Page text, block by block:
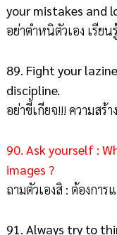
your mistakes and
อย่าตำหนิตัวเอง เรีย
89. Fight your
discipline.
อย่าขี้เกียจ!!! ความสร้
90. Ask yourself :
images ?
ถามตัวเองสิ : ต้องกา
91. Always try to